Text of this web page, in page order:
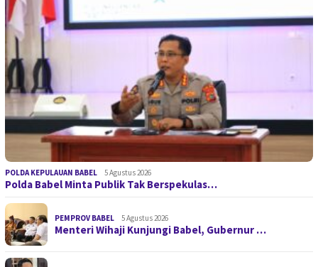
POLDA KEPULAUAN BABEL 5 Agustus 2026
Polda Babel Minta Publik Tak Berspekulas…
PEMPROV BABEL 5 Agustus 2026
Menteri Wihaji Kunjungi Babel, Gubernur …